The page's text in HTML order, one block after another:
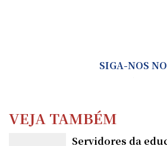
SIGA-NOS NO
VEJA TAMBÉM